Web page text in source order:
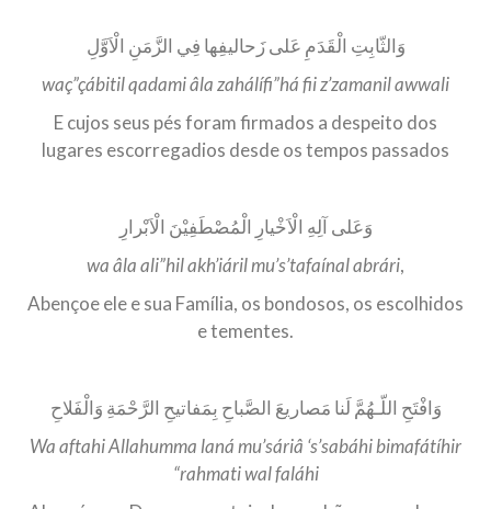
وَالثّابِتِ الْقَدَمِ عَلى زَحاليفِها فِي الزَّمَنِ الْاَوَّلِ
waç”çábitil qadami âla zahálífi”há fii z’zamanil awwali
E cujos seus pés foram firmados a despeito dos
lugares escorregadios desde os tempos passados
وَعَلى آلِهِ الْاَخْيارِ الْمُصْطَفِيْنَ الْاَبْرارِ
wa âla ali”hil akh’iáril mu’s’tafaínal abrári,
Abençoe ele e sua Família, os bondosos, os escolhidos
e tementes.
وَافْتَحِ اللّـهُمَّ لَنا مَصاريعَ الصَّباحِ بِمَفاتيحِ الرَّحْمَةِ وَالْفَلاحِ
Wa aftahi Allahumma laná mu’sáriâ ‘s’sabáhi bimafátíhir
“rahmati wal faláhi